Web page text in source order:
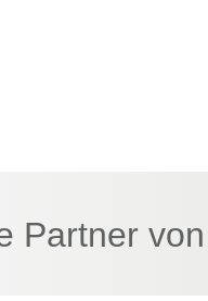
Partner